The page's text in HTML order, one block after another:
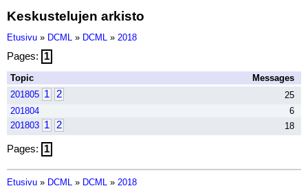
Keskustelujen arkisto
Etusivu » DCML » DCML » 2018
Pages: 1
Topic
Messages
201805 1 2
25
201804
6
201803 1 2 18
Pages: 1
Etusivu » DCML » DCML » 2018